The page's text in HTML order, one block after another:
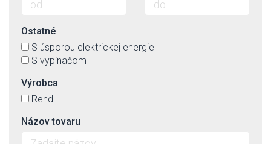
Ostatné
S úsporou elektrickej energie
S vypínačom
Výrobca
Rendl
Názov tovaru